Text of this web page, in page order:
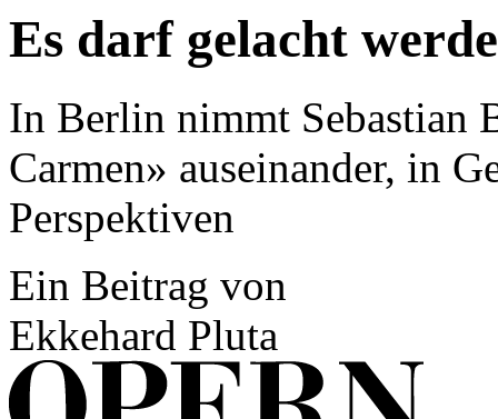
Es darf gelacht
In Berlin nimmt Sebastian
Carmen» auseinander, in
Perspektiven
Ein Beitrag von
Ekkehard Pluta